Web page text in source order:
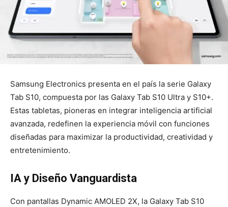
Samsung Electronics presenta en el país la serie Galaxy
Tab S10, compuesta por las Galaxy Tab S10 Ultra y S10+.
Estas tabletas, pioneras en integrar inteligencia artificial
avanzada, redefinen la experiencia móvil con funciones
diseñadas para maximizar la productividad, creatividad y
entretenimiento.
IA y Diseño Vanguardista
Con pantallas Dynamic AMOLED 2X, la Galaxy Tab S10